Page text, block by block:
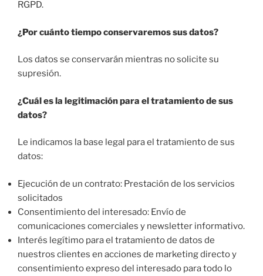
RGPD.
¿Por cuánto tiempo conservaremos sus datos?
Los datos se conservarán mientras no solicite su
supresión.
¿Cuál es la legitimación para el tratamiento de sus
datos?
Le indicamos la base legal para el tratamiento de sus
datos:
Ejecución de un contrato: Prestación de los servicios
solicitados
Consentimiento del interesado: Envío de
comunicaciones comerciales y newsletter informativo.
Interés legítimo para el tratamiento de datos de
nuestros clientes en acciones de marketing directo y
consentimiento expreso del interesado para todo lo